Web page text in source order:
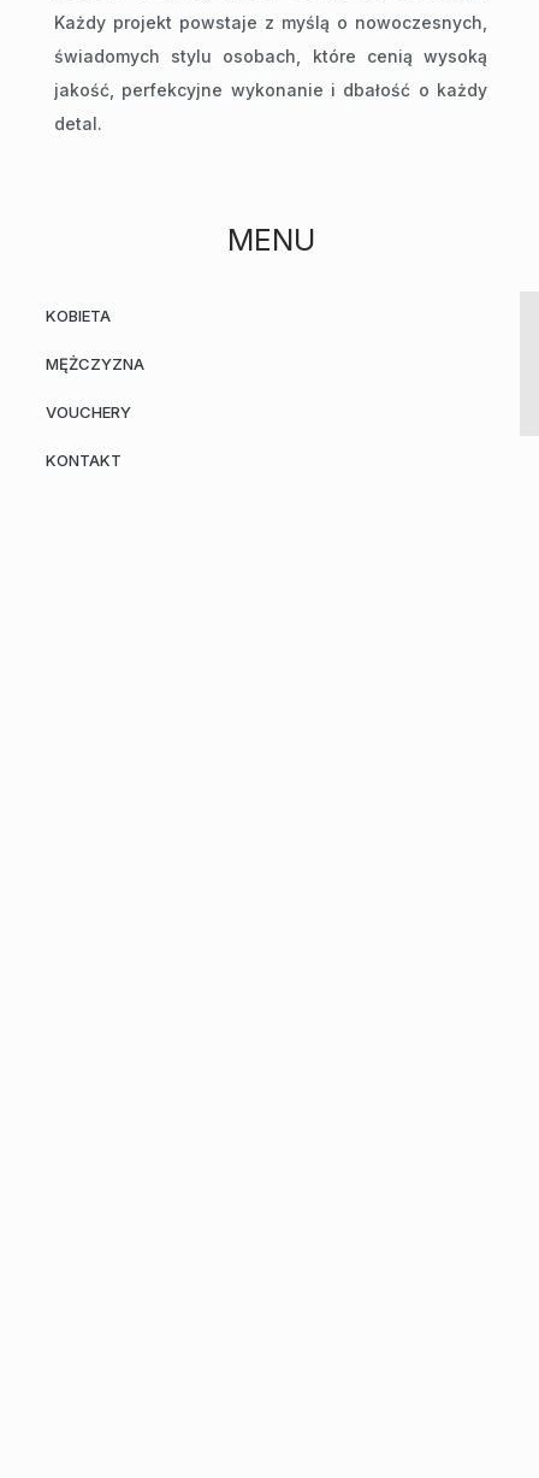
Każdy projekt powstaje z myślą o nowoczesnych,
świadomych stylu osobach, które cenią wysoką
jakość, perfekcyjne wykonanie i dbałość o każdy
detal.
MENU
KOBIETA
MĘŻCZYZNA
VOUCHERY
KONTAKT